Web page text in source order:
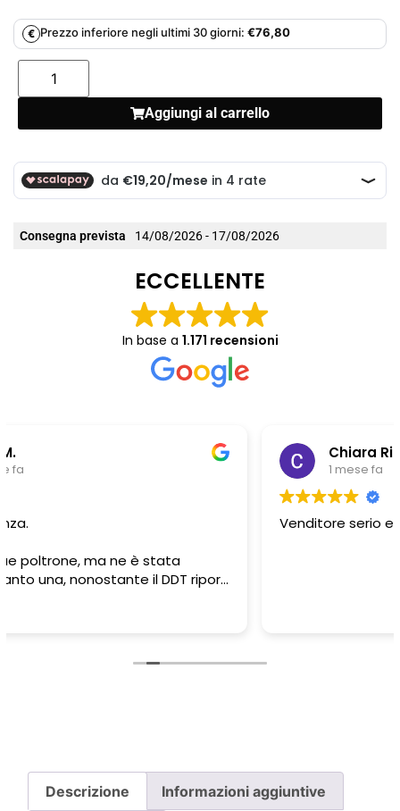
€ Prezzo inferiore negli ultimi 30 giorni: €76,80
Aggiungi al carrello
Consegna prevista 14/08/2026 - 17/08/2026
ECCELLENTE
In base a 1.171 recensioni
Descrizione Informazioni aggiuntive